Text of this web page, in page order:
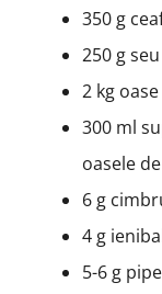
350 g
250 g
2 kg
300 ml
oasele
6 g
4 g
5-6 g